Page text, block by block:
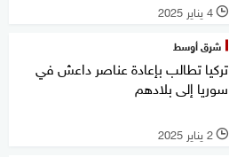
l 4 يناير 2025
شرق أوسط
تركيا تطالب بإعادة عناصر داعش في
سوريا إلى بلادهم
l 2 يناير 2025